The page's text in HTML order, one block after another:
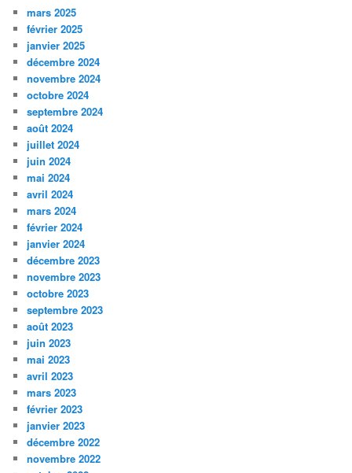
mars 2025
février 2025
janvier 2025
décembre 2024
novembre 2024
octobre 2024
septembre 2024
août 2024
juillet 2024
juin 2024
mai 2024
avril 2024
mars 2024
février 2024
janvier 2024
décembre 2023
novembre 2023
octobre 2023
septembre 2023
août 2023
juin 2023
mai 2023
avril 2023
mars 2023
février 2023
janvier 2023
décembre 2022
novembre 2022